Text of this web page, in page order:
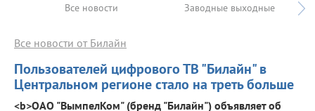
Все новости Заводные выходные
Пользователей цифрового ТВ "Билайн" в
Центральном регионе стало на треть больше
Все новости от Билайн
<b>ОАО "ВымпелКом" (бренд "Билайн") объявляет об